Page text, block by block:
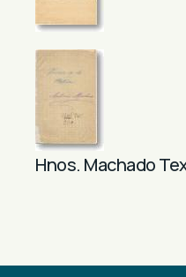
Hnos. Machado